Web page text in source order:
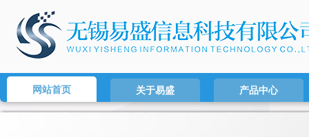
网站首页 关于易盛 产品中心